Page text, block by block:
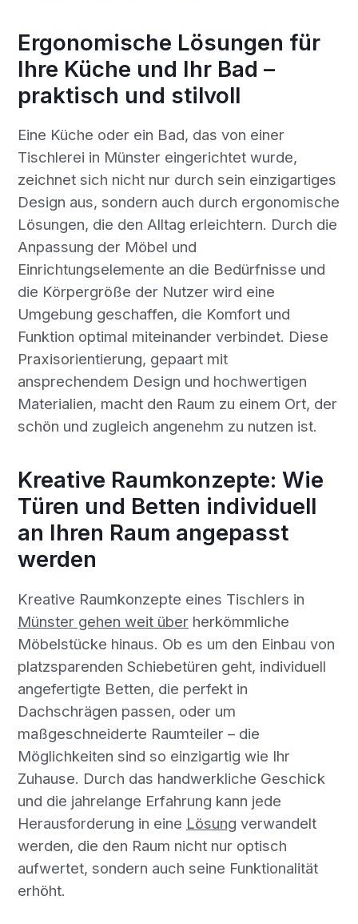
Ergonomische Lösungen für
Ihre Küche und Ihr Bad –
praktisch und stilvoll
Eine Küche oder ein Bad, das von einer
Tischlerei in Münster eingerichtet wurde,
zeichnet sich nicht nur durch sein einzigartiges
Design aus, sondern auch durch ergonomische
Lösungen, die den Alltag erleichtern. Durch die
Anpassung der Möbel und
Einrichtungselemente an die Bedürfnisse und
die Körpergröße der Nutzer wird eine
Umgebung geschaffen, die Komfort und
Funktion optimal miteinander verbindet. Diese
Praxisorientierung, gepaart mit
ansprechendem Design und hochwertigen
Materialien, macht den Raum zu einem Ort, der
schön und zugleich angenehm zu nutzen ist.
Kreative Raumkonzepte: Wie
Türen und Betten individuell
an Ihren Raum angepasst
werden
Kreative Raumkonzepte eines Tischlers in
Münster gehen weit überherkömmliche
Möbelstücke hinaus. Ob es um den Einbau von
platzsparenden Schiebetüren geht, individuell
angefertigte Betten, die perfekt in
Dachschrägen passen, oder um
maßgeschneiderte Raumteiler – die
Möglichkeiten sind so einzigartig wie Ihr
Zuhause. Durch das handwerkliche Geschick
und die jahrelange Erfahrung kann jede
Herausforderung in eine Lösung verwandelt
werden, die den Raum nicht nur optisch
aufwertet, sondern auch seine Funktionalität
erhöht.